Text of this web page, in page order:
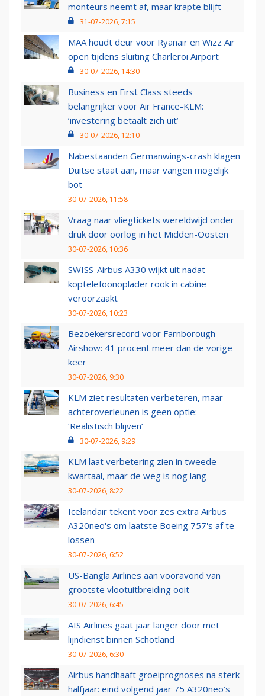
monteurs neemt af, maar krapte blijft
31-07-2026, 7:15
MAA houdt deur voor Ryanair en Wizz Air
open tijdens sluiting Charleroi Airport
30-07-2026, 14:30
Business en First Class steeds
belangrijker voor Air France-KLM:
‘investering betaalt zich uit’
30-07-2026, 12:10
Nabestaanden Germanwings-crash klagen
Duitse staat aan, maar vangen mogelijk
bot
30-07-2026, 11:58
Vraag naar vliegtickets wereldwijd onder
druk door oorlog in het Midden-Oosten
30-07-2026, 10:36
SWISS-Airbus A330 wijkt uit nadat
koptelefoonoplader rook in cabine
veroorzaakt
30-07-2026, 10:23
Bezoekersrecord voor Farnborough
Airshow: 41 procent meer dan de vorige
keer
30-07-2026, 9:30
KLM ziet resultaten verbeteren, maar
achteroverleunen is geen optie:
‘Realistisch blijven’
30-07-2026, 9:29
KLM laat verbetering zien in tweede
kwartaal, maar de weg is nog lang
30-07-2026, 8:22
Icelandair tekent voor zes extra Airbus
A320neo's om laatste Boeing 757's af te
lossen
30-07-2026, 6:52
US-Bangla Airlines aan vooravond van
grootste vlootuitbreiding ooit
30-07-2026, 6:45
AIS Airlines gaat jaar langer door met
lijndienst binnen Schotland
30-07-2026, 6:30
Airbus handhaaft groeiprognoses na sterk
halfjaar: eind volgend jaar 75 A320neo’s